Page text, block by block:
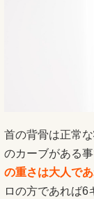
首の背骨は正常
のカーブがある
の重さは大人で
ロの方であれば6